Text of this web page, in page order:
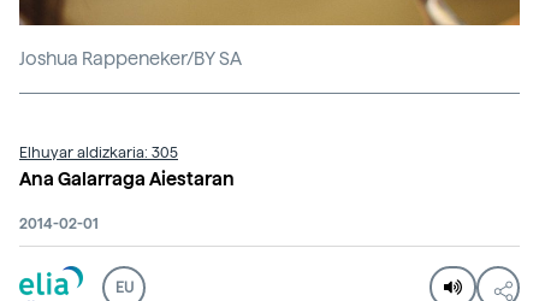
Joshua Rappeneker/BY SA
Elhuyar aldizkaria: 305
Ana Galarraga Aiestaran
2014-02-01
EU